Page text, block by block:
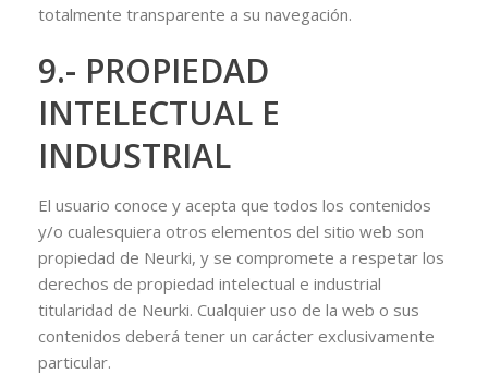
totalmente transparente a su navegación.
9.- PROPIEDAD
INTELECTUAL E
INDUSTRIAL
El usuario conoce y acepta que todos los contenidos
y/o cualesquiera otros elementos del sitio web son
propiedad de Neurki, y se compromete a respetar los
derechos de propiedad intelectual e industrial
titularidad de Neurki. Cualquier uso de la web o sus
contenidos deberá tener un carácter exclusivamente
particular.